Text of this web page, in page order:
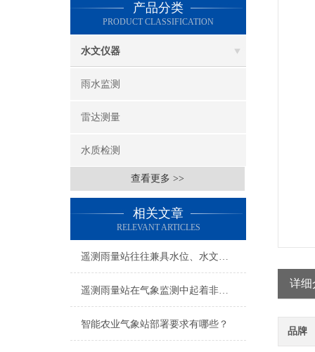
产品分类
PRODUCT CLASSIFICATION
水文仪器
雨水监测
雷达测量
水质检测
查看更多 >>
相关文章
RELEVANT ARTICLES
遥测雨量站往往兼具水位、水文等多要素监测功能
遥测雨量站在气象监测中起着非常重要的作用
智能农业气象站部署要求有哪些？
详细
品牌